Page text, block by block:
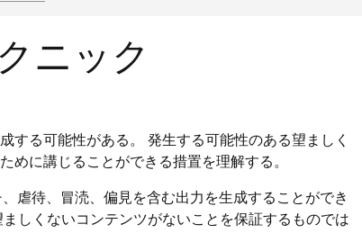
ニック
る可能性がある。 発生する可能性のある望ましく
に講じることができる措置を理解する。
虐待、冒涜、偏見を含む出力を生成することができ
しくないコンテンツがないことを保証するものでは